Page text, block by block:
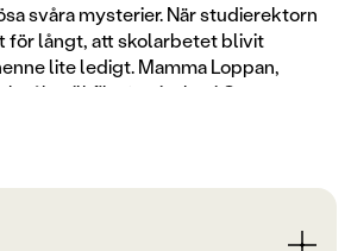
svåra mysterier. När studierektorn
för långt, att skolarbetet blivit
lite ledigt. Mamma Loppan,
åka till filmfestivalen i Cannes
med för att plugga och kanske sola